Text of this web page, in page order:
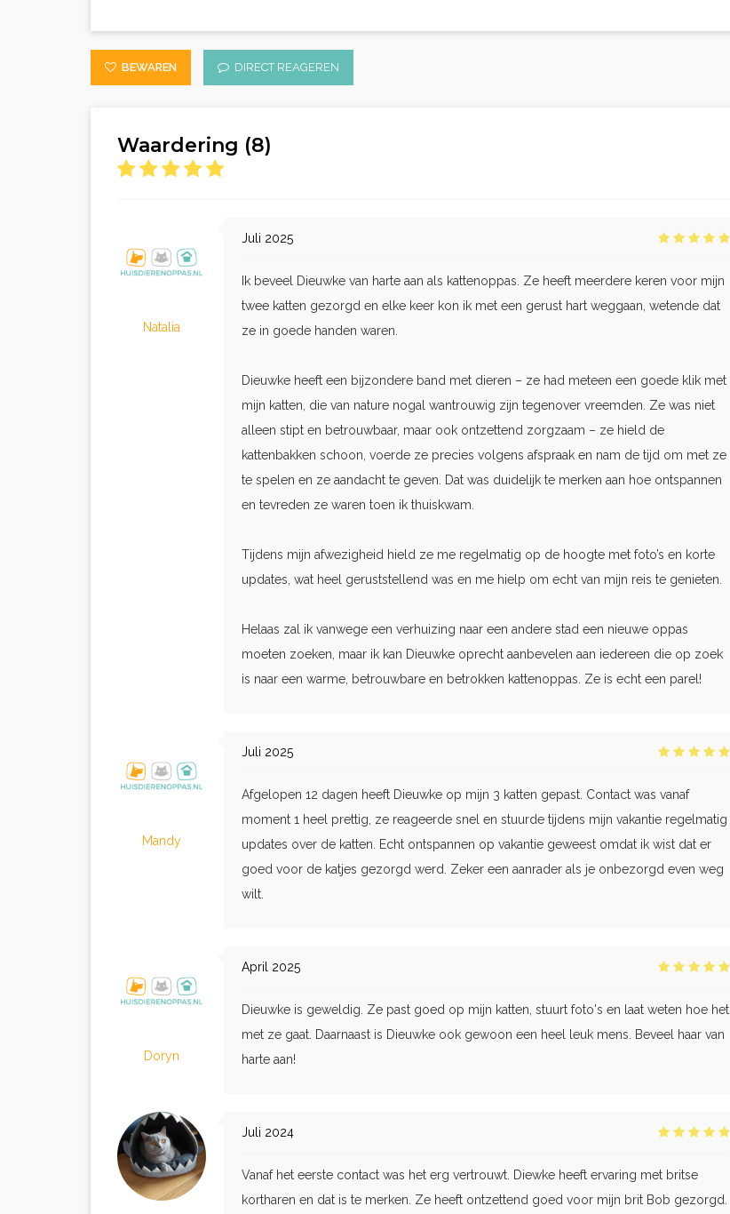
BEWAREN DIRECT REAGEREN
Waardering (8)
Natalia
Juli 2025
Ik beveel Dieuwke van harte aan als kattenoppas. Ze heeft meerdere keren voor mijn
twee katten gezorgd en elke keer kon ik met een gerust hart weggaan, wetende dat
ze in goede handen waren.
Dieuwke heeft een bijzondere band met dieren – ze had meteen een goede klik met
mijn katten, die van nature nogal wantrouwig zijn tegenover vreemden. Ze was niet
alleen stipt en betrouwbaar, maar ook ontzettend zorgzaam – ze hield de
kattenbakken schoon, voerde ze precies volgens afspraak en nam de tijd om met ze
te spelen en ze aandacht te geven. Dat was duidelijk te merken aan hoe ontspannen
en tevreden ze waren toen ik thuiskwam.
Tijdens mijn afwezigheid hield ze me regelmatig op de hoogte met foto’s en korte
updates, wat heel geruststellend was en me hielp om echt van mijn reis te genieten.
Helaas zal ik vanwege een verhuizing naar een andere stad een nieuwe oppas
moeten zoeken, maar ik kan Dieuwke oprecht aanbevelen aan iedereen die op zoek
is naar een warme, betrouwbare en betrokken kattenoppas. Ze is echt een parel!
Mandy
Juli 2025
Afgelopen 12 dagen heeft Dieuwke op mijn 3 katten gepast. Contact was vanaf
moment 1 heel prettig, ze reageerde snel en stuurde tijdens mijn vakantie regelmatig
updates over de katten. Echt ontspannen op vakantie geweest omdat ik wist dat er
goed voor de katjes gezorgd werd. Zeker een aanrader als je onbezorgd even weg
wilt.
Doryn
April 2025
Dieuwke is geweldig. Ze past goed op mijn katten, stuurt foto's en laat weten hoe het
met ze gaat. Daarnaast is Dieuwke ook gewoon een heel leuk mens. Beveel haar van
harte aan!
Juli 2024
Vanaf het eerste contact was het erg vertrouwt. Diewke heeft ervaring met britse
kortharen en dat is te merken. Ze heeft ontzettend goed voor mijn brit Bob gezorgd.